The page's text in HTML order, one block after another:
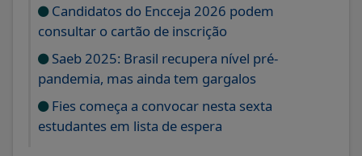
Candidatos do Encceja 2026 podem
consultar o cartão de inscrição
Saeb 2025: Brasil recupera nível pré-
pandemia, mas ainda tem gargalos
Fies começa a convocar nesta sexta
estudantes em lista de espera